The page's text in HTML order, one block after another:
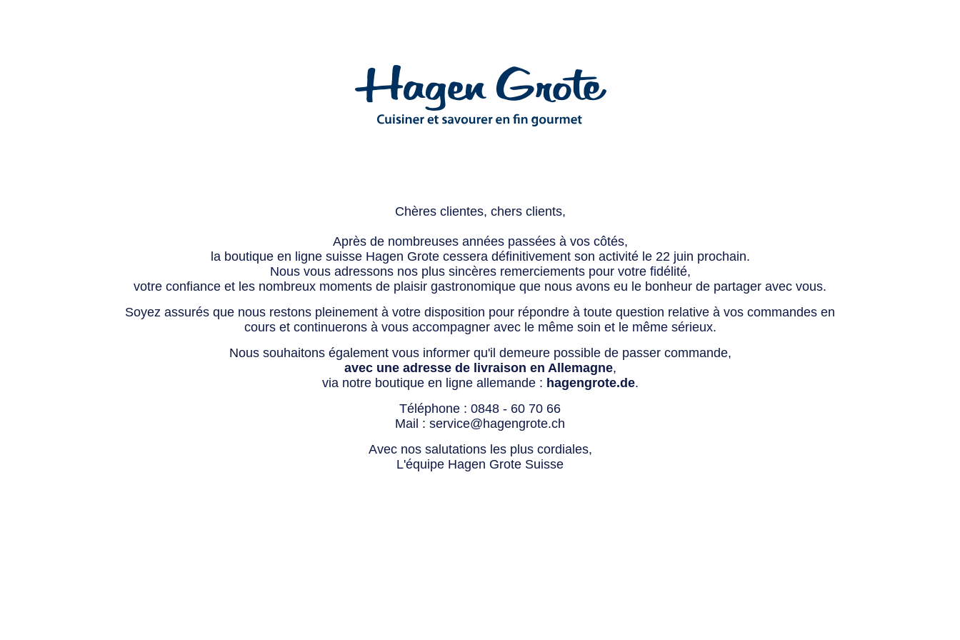
Chères clientes, chers clients,
Après de nombreuses années passées à vos côtés,
la boutique en ligne suisse Hagen Grote cessera définitivement son activité le 22 juin prochain.
Nous vous adressons nos plus sincères remerciements pour votre fidélité,
votre confiance et les nombreux moments de plaisir gastronomique que nous avons eu le bonheur de partager avec vous.
Soyez assurés que nous restons pleinement à votre disposition pour répondre à toute question relative à vos commandes en
cours et continuerons à vous accompagner avec le même soin et le même sérieux.
Nous souhaitons également vous informer qu'il demeure possible de passer commande,
avec une adresse de livraison en Allemagne,
via notre boutique en ligne allemande : hagengrote.de.
Téléphone : 0848 - 60 70 66
Mail : service@hagengrote.ch
Avec nos salutations les plus cordiales,
L'équipe Hagen Grote Suisse